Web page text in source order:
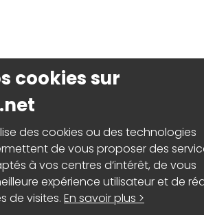
cookies sur
des cookies ou des technologies
de vous proposer des
à vos centres d’intérêt, de vous
expérience utilisateur et de
de visites.En savoir plus >